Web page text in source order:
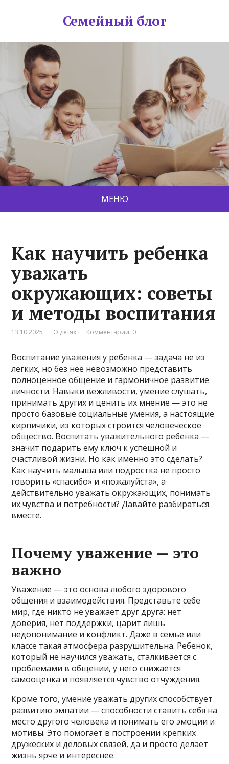
Семейный блог
МЕНЮ
Как научить ребенка
уважать
окружающих: советы
и методы воспитания
13.10.2025 О детях Комментарии: 0
Воспитание уважения у ребенка — задача не из
легких, но без нее невозможно представить
полноценное общение и гармоничное развитие
личности. Навыки вежливости, умение слушать,
принимать других и ценить их мнение — это не
просто базовые социальные умения, а настоящие
кирпичики, из которых строится человеческое
общество. Воспитать уважительного ребенка —
значит подарить ему ключ к успешной и
счастливой жизни. Но как именно это сделать?
Как научить малыша или подростка не просто
говорить «спасибо» и «пожалуйста», а
действительно уважать окружающих, понимать
их чувства и потребности? Давайте разбираться
вместе.
Почему уважение — это
важно
Уважение — это основа любого здорового
общения и взаимодействия. Представьте себе
мир, где никто не уважает друг друга: нет
доверия, нет поддержки, царит лишь
недопонимание и конфликт. Даже в семье или
классе такая атмосфера разрушительна. Ребенок,
который не научился уважать, сталкивается с
проблемами в общении, у него снижается
самооценка и появляется чувство отчуждения.
Кроме того, умение уважать других способствует
развитию эмпатии — способности ставить себя на
место другого человека и понимать его эмоции и
мотивы. Это помогает в построении крепких
дружеских и деловых связей, да и просто делает
жизнь ярче и интереснее.